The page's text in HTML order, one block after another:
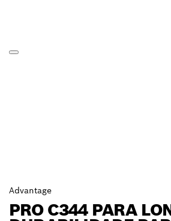
Advantage
PRO C344 PARA